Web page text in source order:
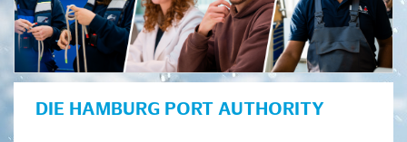
DIE HAMBURG PORT AUTHORITY